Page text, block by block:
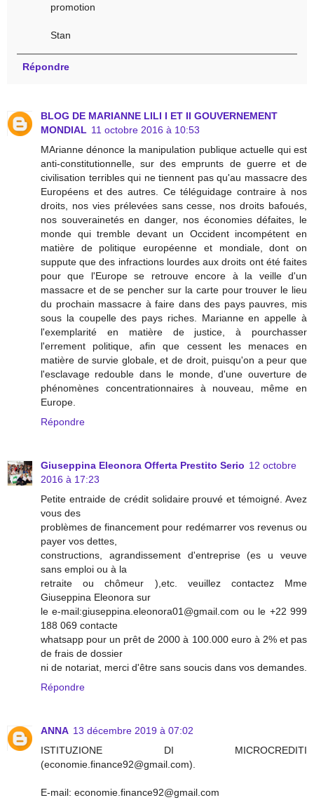
promotion
Stan
Répondre
BLOG DE MARIANNE LILI I ET II GOUVERNEMENT
MONDIAL 11 octobre 2016 à 10:53
MArianne dénonce la manipulation publique actuelle qui est
anti-constitutionnelle, sur des emprunts de guerre et de
civilisation terribles qui ne tiennent pas qu'au massacre des
Européens et des autres. Ce téléguidage contraire à nos
droits, nos vies prélevées sans cesse, nos droits bafoués,
nos souverainetés en danger, nos économies défaites, le
monde qui tremble devant un Occident incompétent en
matière de politique européenne et mondiale, dont on
suppute que des infractions lourdes aux droits ont été faites
pour que l'Europe se retrouve encore à la veille d'un
massacre et de se pencher sur la carte pour trouver le lieu
du prochain massacre à faire dans des pays pauvres, mis
sous la coupelle des pays riches. Marianne en appelle à
l'exemplarité en matière de justice, à pourchasser
l'errement politique, afin que cessent les menaces en
matière de survie globale, et de droit, puisqu'on a peur que
l'esclavage redouble dans le monde, d'une ouverture de
phénomènes concentrationnaires à nouveau, même en
Europe.
Répondre
Giuseppina Eleonora Offerta Prestito Serio 12 octobre
2016 à 17:23
Petite entraide de crédit solidaire prouvé et témoigné. Avez
vous des
problèmes de financement pour redémarrer vos revenus ou
payer vos dettes,
constructions, agrandissement d'entreprise (es u veuve
sans emploi ou à la
retraite ou chômeur ),etc. veuillez contactez Mme
Giuseppina Eleonora sur
le e-mail:giuseppina.eleonora01@gmail.com ou le +22 999
188 069 contacte
whatsapp pour un prêt de 2000 à 100.000 euro à 2% et pas
de frais de dossier
ni de notariat, merci d'être sans soucis dans vos demandes.
Répondre
ANNA 13 décembre 2019 à 07:02
ISTITUZIONE DI MICROCREDITI
(economie.finance92@gmail.com).
E-mail: economie.finance92@gmail.com